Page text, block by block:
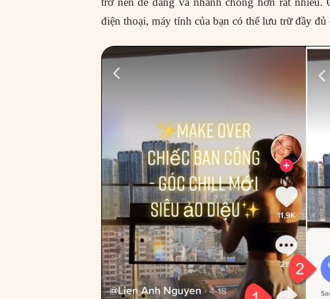
điện thoại, máy tính của bạn có thể lưu trữ đầy